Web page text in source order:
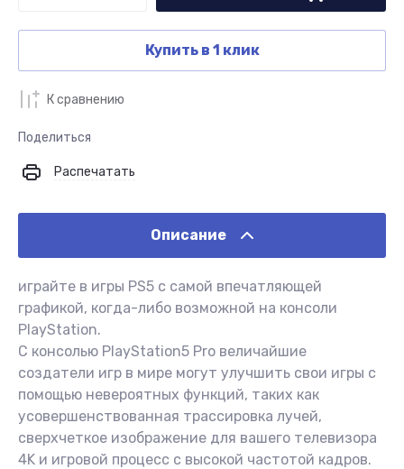
Купить в 1 клик
К сравнению
Поделиться
Распечатать
Описание
играйте в игры PS5 с самой впечатляющей
графикой, когда-либо возможной на консоли
PlayStation.
С консолью PlayStation5 Pro величайшие
создатели игр в мире могут улучшить свои игры с
помощью невероятных функций, таких как
усовершенствованная трассировка лучей,
сверхчеткое изображение для вашего телевизора
4K и игровой процесс с высокой частотой кадров.